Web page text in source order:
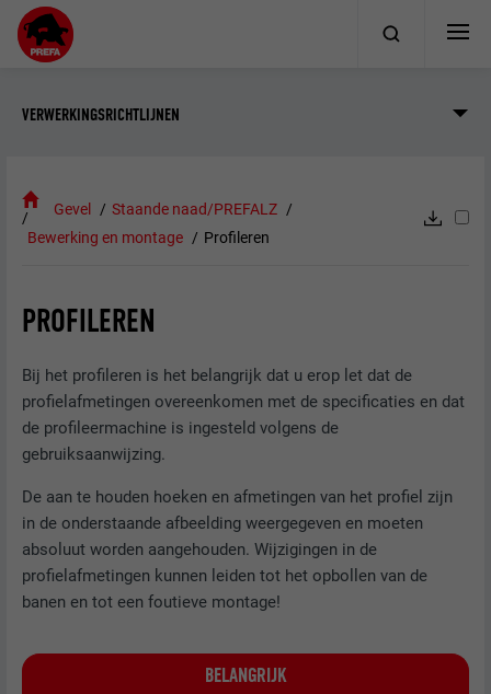
VERWERKINGSRICHTLIJNEN
Gevel
Staande naad/PREFALZ
Bewerking en montage
Profileren
PROFILEREN
Bij het profileren is het belangrijk dat u erop let dat de
profielafmetingen overeenkomen met de specificaties en dat
de profileermachine is ingesteld volgens de
gebruiksaanwijzing.
De aan te houden hoeken en afmetingen van het profiel zijn
in de onderstaande afbeelding weergegeven en moeten
absoluut worden aangehouden. Wijzigingen in de
profielafmetingen kunnen leiden tot het opbollen van de
banen en tot een foutieve montage!
BELANGRIJK